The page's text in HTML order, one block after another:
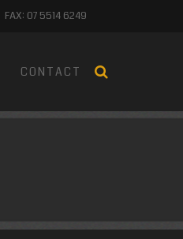
FAX: 07 5514 6249
CONTACT